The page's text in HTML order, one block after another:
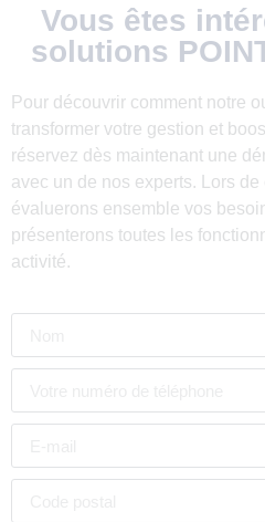
Vous êtes
solutions
Pour découvrir comment notre
transformer votre gestion et
réservez dès maintenant une
avec un de nos experts. Lors
évaluerons ensemble vos
présenterons toutes les
activité.